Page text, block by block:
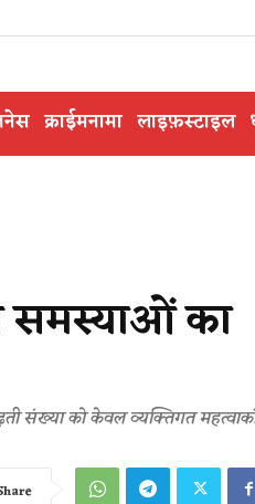
क्राईमनामा लाइफ़स्टाइल
समस्याओं का
संख्या को केवल व्यक्तिगत